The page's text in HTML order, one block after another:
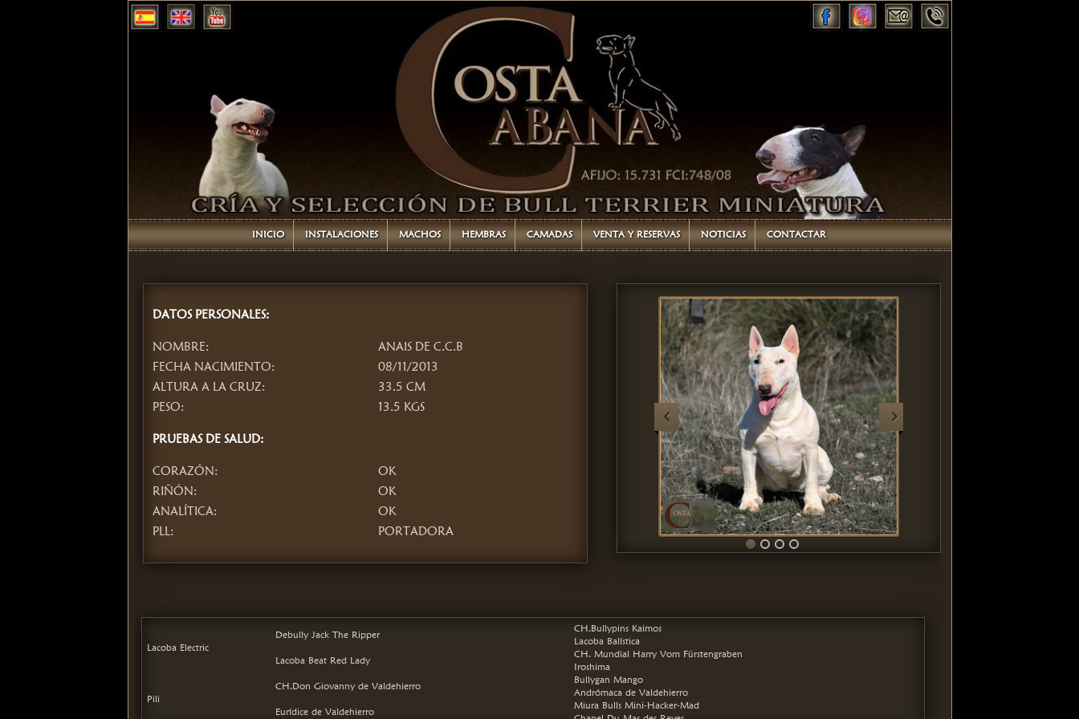
INICIO INSTALACIONES MACHOS HEMBRAS CAMADAS VENTA Y RESERVAS NOTICIAS CONTACTAR
DATOS PERSONALES:
NOMBRE:
FECHA NACIMIENTO:
ALTURA A LA CRUZ:
PESO:
PRUEBAS DE SALUD:
CORAZÓN:
RIÑÓN:
ANALÍTICA:
PLL:
ANAIS DE C.C.B
08/11/2013
33.5 CM
13.5 KGS
OK
OK
OK
PORTADORA
Lacoba Electric
Debully Jack The Ripper
CH.Bullypins Kaimos
Lacoba Balística
Lacoba Beat Red Lady
CH. Mundial Harry Vom Fürstengraben
Iroshima
Pili
CH.Don Giovanny de Valdehierro
Bullygan Mango
Andrómaca de Valdehierro
Eurídice de Valdehierro
Miura Bulls Mini-Hacker-Mad